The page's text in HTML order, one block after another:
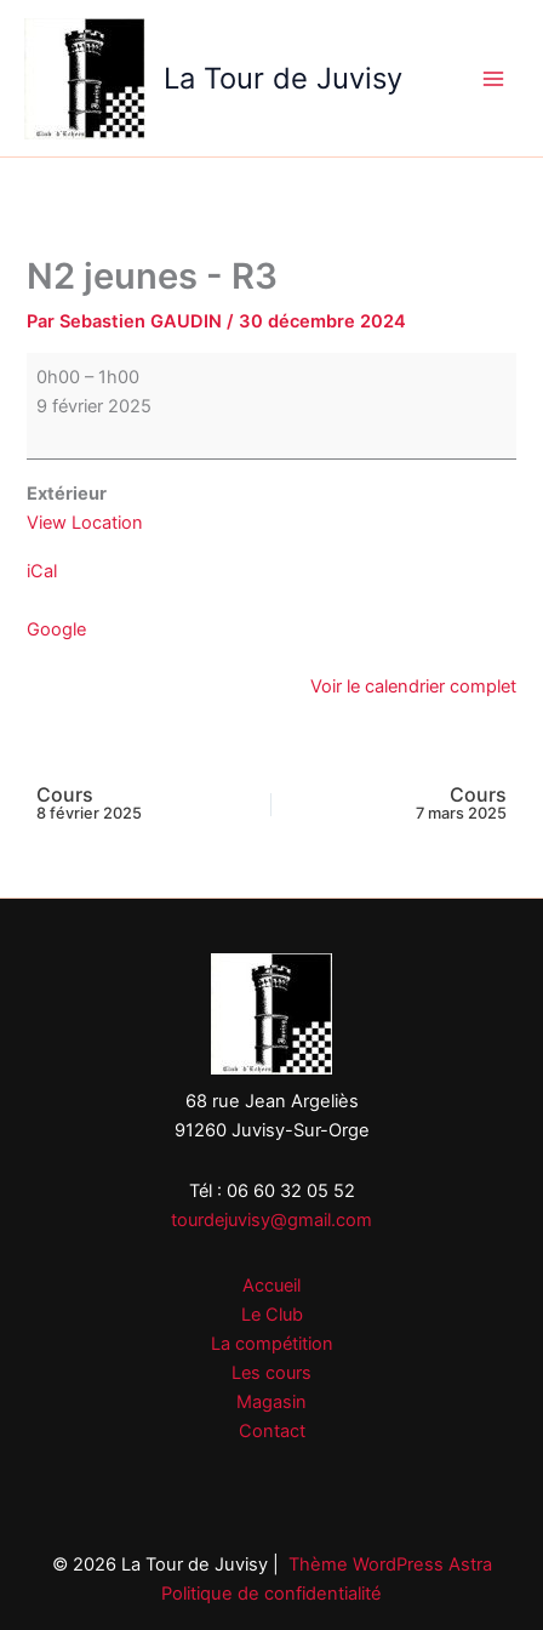
La Tour de Juvisy
N2 jeunes - R3
ParSebastien GAUDIN/ 30 décembre 2024
jeunes
0h00 – 1h00
9 février 2025
Extérieur
View Location
iCal
Google
Voir le calendrier complet
Cours
8 février 2025
Cours
7 mars 2025
68 rue Jean Argeliès
91260 Juvisy-Sur-Orge
Tél : 06 60 32 05 52
tourdejuvisy@gmail.com
Accueil
Le Club
La compétition
Les cours
Magasin
Contact
© 2026 La Tour de Juvisy | Thème WordPress Astra
Politique de confidentialité